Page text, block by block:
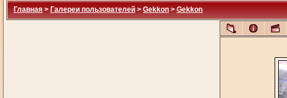
Главная > Галереи пользователей > Gekkon > Gekkon